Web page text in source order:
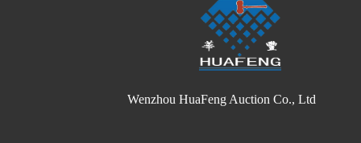
Wenzhou HuaFeng Auction Co., Ltd